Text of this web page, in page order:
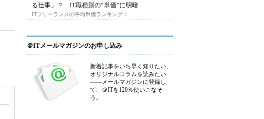
る仕事」？ IT職種別の“単価”に明暗
ITフリーランスの平均単価ランキング：
＠ITメールマガジンのお申し込み
新着記事をいち早く知りたい、
オリジナルコラムを読みたい
――メールマガジンに登録し
て、＠ITを120％使いこなそ
う。